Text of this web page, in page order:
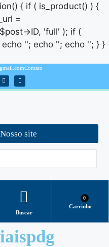
{ if ( is_product() ) {
=
>ID, 'full' ); if (
echo ''; echo ''; echo ''; } }
Contato
Nosso site
Buscar
0
Carrinho